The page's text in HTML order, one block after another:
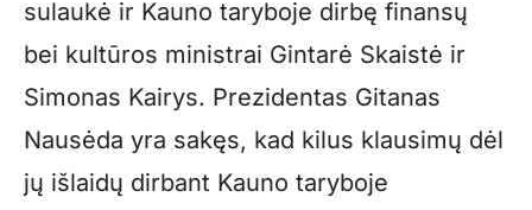
sulaukė ir Kauno taryboje dirbę finansų
bei kultūros ministrai Gintarė Skaistė ir
Simonas Kairys. Prezidentas Gitanas
Nausėda yra sakęs, kad kilus klausimų dėl
jų išlaidų dirbant Kauno taryboje